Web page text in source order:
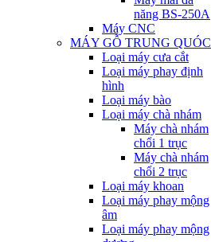
năng BS-250A
Máy CNC
MÁY GỖ TRUNG QUÓC
Loại máy cưa cắt
Loại máy phay định
hình
Loại máy bào
Loại máy chà nhám
Máy chà nhám
chổi 1 trục
Máy chà nhám
chổi 2 trục
Loại máy khoan
Loại máy phay mộng
âm
Loại máy phay mộng